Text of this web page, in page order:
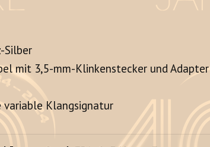
Silber
mit 3,5-mm-Klinkenstecker und Adapter
Klangsignatur